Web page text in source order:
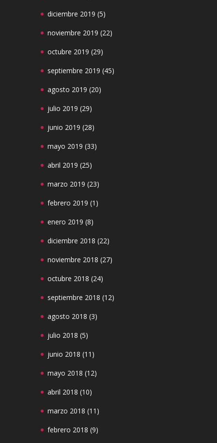
diciembre 2019 (5)
noviembre 2019 (22)
octubre 2019 (29)
septiembre 2019 (45)
agosto 2019 (20)
julio 2019 (29)
junio 2019 (28)
mayo 2019 (33)
abril 2019 (25)
marzo 2019 (23)
febrero 2019 (1)
enero 2019 (8)
diciembre 2018 (22)
noviembre 2018 (27)
octubre 2018 (24)
septiembre 2018 (12)
agosto 2018 (3)
julio 2018 (5)
junio 2018 (11)
mayo 2018 (12)
abril 2018 (10)
marzo 2018 (11)
febrero 2018 (9)